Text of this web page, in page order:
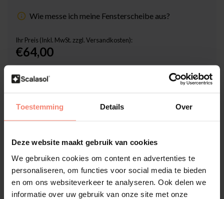
Toestemming Details Over
Deze website maakt gebruik van cookies
We gebruiken cookies om content en advertenties te
personaliseren, om functies voor social media te bieden
en om ons websiteverkeer te analyseren. Ook delen we
informatie over uw gebruik van onze site met onze
Wie messe ich meine Fensterscheibe aus?
Ihr Preis (Inkl. MwSt. zzgl. Versandkosten):
€64,00
Inklusive Scalasol® SicherMontieren Garantie
In den Warenkorb
Hochwertige Folien-Qualität
Zuschnitt nach Maß